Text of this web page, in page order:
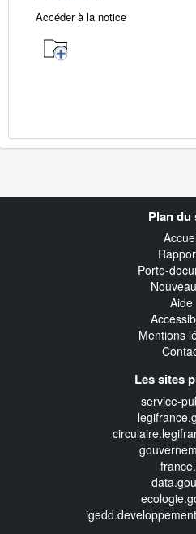
Accéder à la notice
Plan du
Porte-
Aide
Mentions
Les sites
service-